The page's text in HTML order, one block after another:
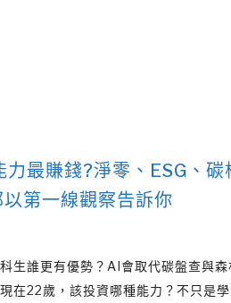
最賺錢?淨零、ESG、碳
第一線觀察告訴你
生誰更有優勢？AI會取代碳盤查與森
在22歲，該投資哪種能力？不只是